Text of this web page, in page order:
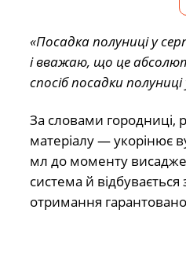
«Посадка полуниці у
і вважаю, що це
спосіб посадки
За словами городниці,
матеріалу — укорінює
мл до моменту
система й
отримання